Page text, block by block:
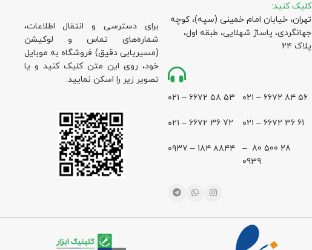
کلیک کنید:
تهران، خیابان امام خمینی (سپه)، کوچه
جهانگردی،‌ پاساژ شهلایی، طبقه اول،
پلاک ۲۴
۵۶ ۸۴ ۶۶۷۲ – ۰۲۱
61 36 ۶۶۷۲ – ۰۲۱
28 500 80 –
0939
۵۳ ۵۸ ۶۶۷۲ – ۰۲۱
72 36 ۶۶۷۲ – ۰۲۱
۸۸۴۴ ۱۸۴ – ۰۹۳۷
برای دسترسی و انتقال اطلاعات،
شماره‌های تماس و لوکیشن
(مسیریابی دقیق) فروشگاه به موبایل
خود، روی این متن کلیک کنید و یا
تصویر زیر را اسکن نمایید.